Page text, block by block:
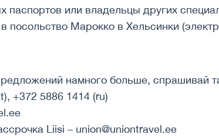
паспортов или владельцы других
посольство Марокко в Хельсинки
намного больше, спрашивай
+372 5886 1414 (ru)
Liisi – union@uniontravel.ee